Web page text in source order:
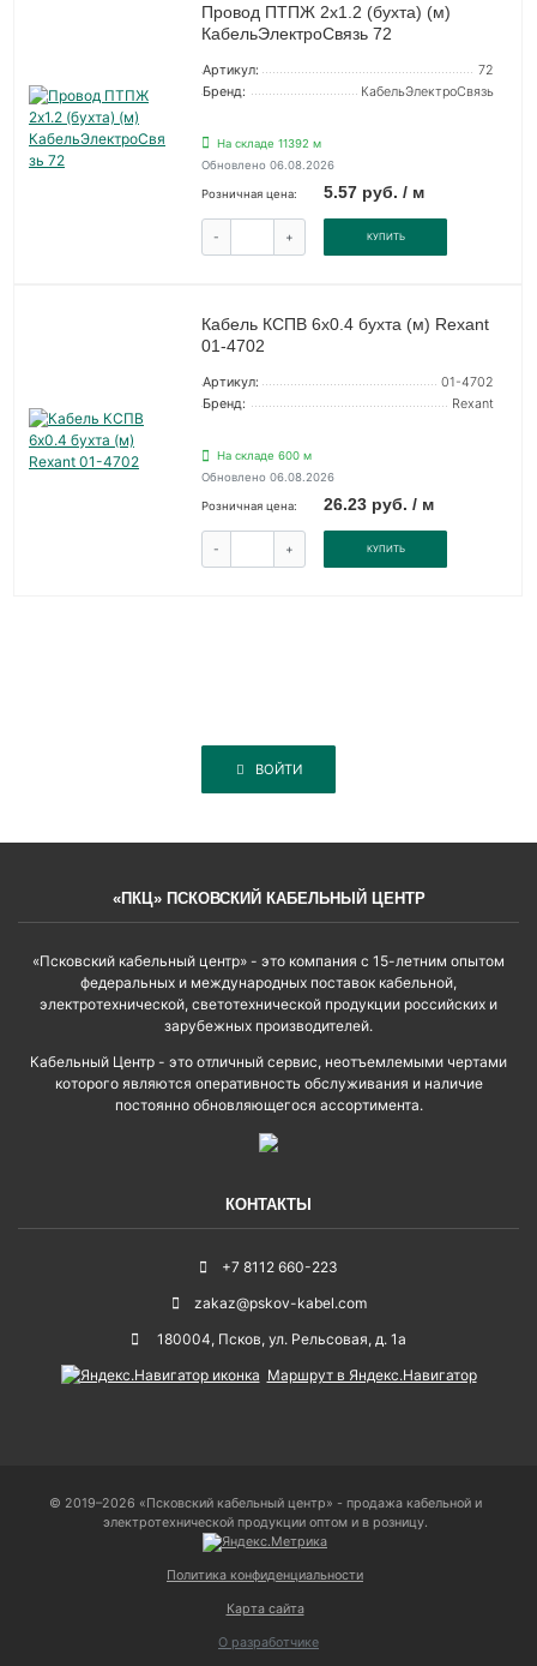
Провод ПТПЖ 2х1.2 (бухта) (м)
КабельЭлектроСвязь 72
Артикул:
72
Бренд:
КабельЭлектроСвязь
На складе 11392 м
Обновлено 06.08.2026
Розничная цена: 5.57 руб. / м
- + КУПИТЬ
Кабель КСПВ 6х0.4 бухта (м) Rexant
01-4702
Артикул:
01-4702
Бренд:
Rexant
На складе 600 м
Обновлено 06.08.2026
Розничная цена: 26.23 руб. / м
- + КУПИТЬ
ВОЙТИ
«ПКЦ» ПСКОВСКИЙ КАБЕЛЬНЫЙ ЦЕНТР
«Псковский кабельный центр» - это компания с 15-летним опытом
федеральных и международных поставок кабельной,
электротехнической, светотехнической продукции российских и
зарубежных производителей.
Кабельный Центр - это отличный сервис, неотъемлемыми чертами
которого являются оперативность обслуживания и наличие
постоянно обновляющегося ассортимента.
КОНТАКТЫ
+7 8112 660-223
zakaz@pskov-kabel.com
180004, Псков, ул. Рельсовая, д. 1а
Маршрут в Яндекс.Навигатор
© 2019–2026 «Псковский кабельный центр» - продажа кабельной и
электротехнической продукции оптом и в розницу.
Политика конфиденциальности
Карта сайта
О разработчике